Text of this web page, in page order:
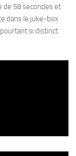
de 58 secondes et
dans le juke-box
si distinct.